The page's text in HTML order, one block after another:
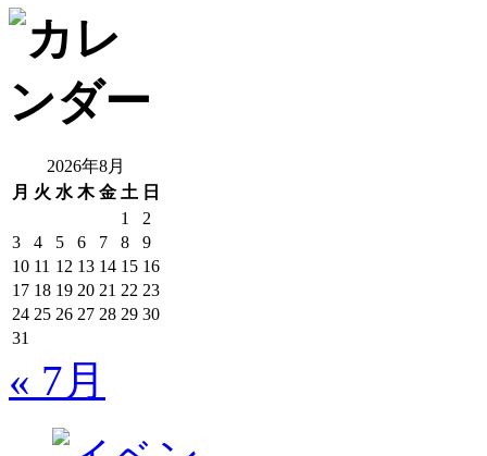
2026年8月
月 火 水 木 金 土 日
1
2
3
4 5 6 7 8
9
10 11 12 13 14 15 16
17 18 19 20 21 22 23
24 25 26 27 28 29 30
31
« 7月